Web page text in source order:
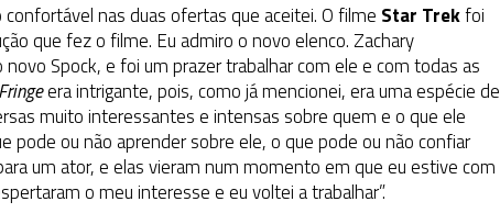
nas duas ofertas que aceitei. O filme Star Trekfoi
que fez o filme. Eu admiro o novo elenco. Zachary
Spock, e foi um prazer trabalhar com ele e com todas as
Fringeera intrigante, pois, como já mencionei, era uma espécie de
muito interessantes e intensas sobre quem e o que ele
ou não aprender sobre ele, o que pode ou não confiar
um ator, e elas vieram num momento em que eu estive com
o meu interesse e eu voltei a trabalhar”.